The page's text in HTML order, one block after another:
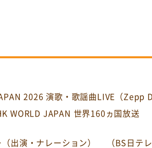
2026 演歌・歌謡曲LIVE（Zepp
WORLD JAPAN 世界160ヵ国放送
出演・ナレーション） （BS日テレ